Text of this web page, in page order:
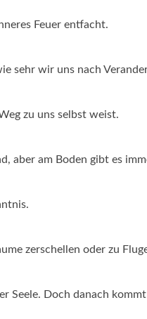
Feuer entfacht.
sehr wir uns nach
zu uns selbst weist.
aber am Boden gibt es
zerschellen oder zu
Seele. Doch danach